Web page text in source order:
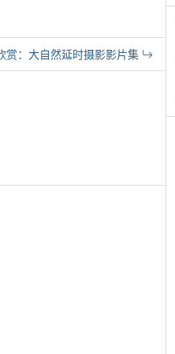
赏：大自然延时摄影影片集